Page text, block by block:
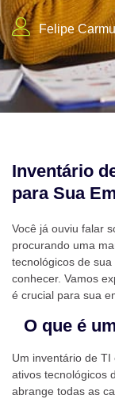
Felipe
Inventário
para Sua
Você já ouviu falar
procurando uma
tecnológicos de
conhecer. Vamos
é crucial para sua
O que é
Um inventário de
ativos tecnológicos
abrange todas as